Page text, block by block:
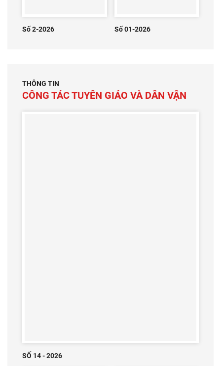
Số 2-2026 Số 01-2026
THÔNG TIN
CÔNG TÁC TUYÊN GIÁO VÀ DÂN VẬN
SỐ 14 - 2026